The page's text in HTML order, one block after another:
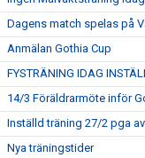
Dagens match spelas på
Anmälan Gothia Cup
FYSTRÄNING IDAG
14/3 Föräldrarmöte inför
Inställd träning 27/2 pga
Nya träningstider